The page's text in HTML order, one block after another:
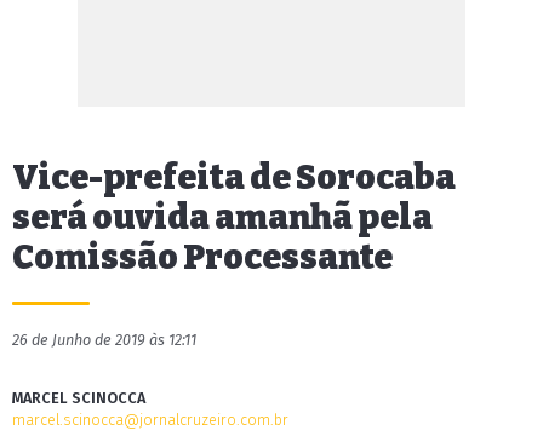
Vice-prefeita de Sorocaba
será ouvida amanhã pela
Comissão Processante
26 de Junho de 2019 às 12:11
MARCEL SCINOCCA
marcel.scinocca@jornalcruzeiro.com.br